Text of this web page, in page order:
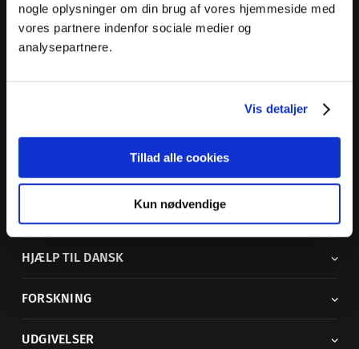
nogle oplysninger om din brug af vores hjemmeside med
vores partnere indenfor sociale medier og
analysepartnere.
Vis detaljer
Tillad alle cookies
Kun nødvendige
Dansk Sprognævn
Adelgade 119 B
5400 Bogense
adm@dsn.dk
HJÆLP TIL DANSK
FORSKNING
UDGIVELSER